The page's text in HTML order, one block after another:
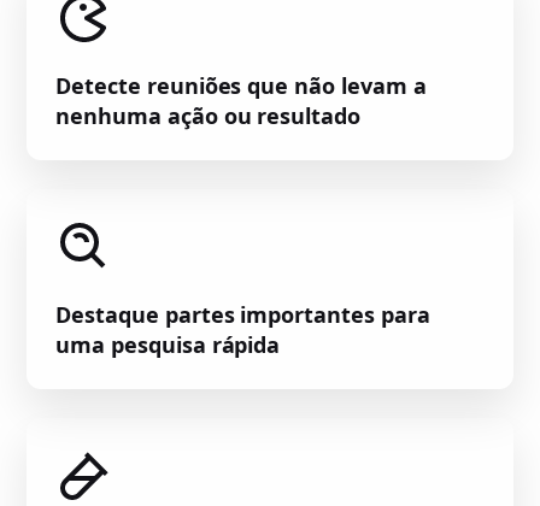
Detecte reuniões que não levam a
nenhuma ação ou resultado
Destaque partes importantes para
uma pesquisa rápida